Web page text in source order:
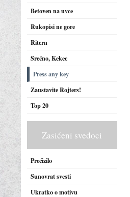
Betoven na uvce
Rukopisi ne gore
Ritern
Srećno, Kekec
Press any key
Zaustavite Rojters!
Top 20
Zasićeni svedoci
Prećizilo
Sunovrat svesti
Ukratko o motivu